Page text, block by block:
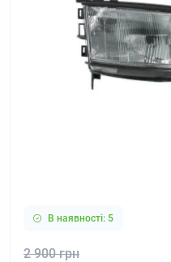
В наявності: 5
2 900 грн